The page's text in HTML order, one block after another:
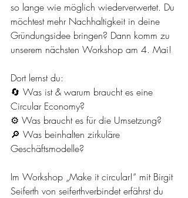
so lange wie möglich wiederverwertet. Du
möchtest mehr Nachhaltigkeit in deine
Gründungsidee bringen? Dann komm zu
unserem nächsten Workshop am 4. Mai!
Dort lernst du:
🔄 Was ist & warum braucht es eine
Circular Economy?
⚙️ Was braucht es für die Umsetzung?
🔎 Was beinhalten zirkuläre
Geschäftsmodelle?​​​​​​​
Im Workshop „Make it circular!“ mit Birgit
Seiferth von seiferthverbindet erfährst du